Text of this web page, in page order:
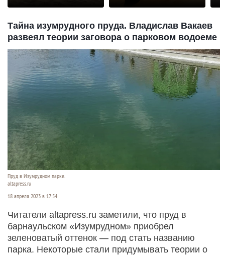
Тайна изумрудного пруда. Владислав Вакаев
развеял теории заговора о парковом водоеме
Пруд в Изумрудном парке.
altapress.ru
18 апреля 2023 в 17:54
Читатели altapress.ru заметили, что пруд в
барнаульском «Изумрудном» приобрел
зеленоватый оттенок — под стать названию
парка. Некоторые стали придумывать теории о